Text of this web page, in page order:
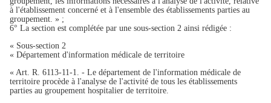
à l'établissement concerné et à l'ensemble des établissements parties au
groupement. » ;
6° La section est complétée par une sous-section 2 ainsi rédigée :
« Sous-section 2
« Département d'information médicale de territoire
« Art. R. 6113-11-1. - Le département de l'information médicale de
territoire procède à l'analyse de l'activité de tous les établissements
parties au groupement hospitalier de territoire.